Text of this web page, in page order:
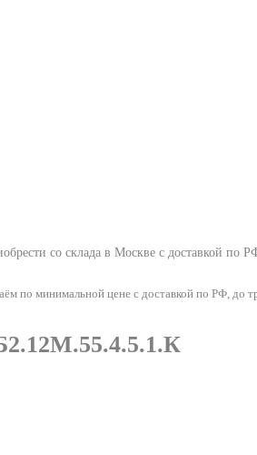
со склада в Москве с доставкой по
минимальной цене с доставкой по РФ, до